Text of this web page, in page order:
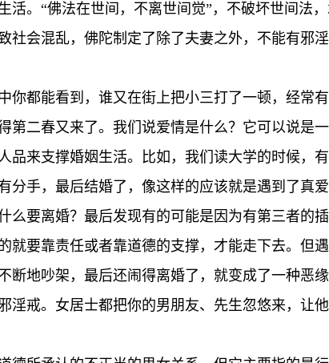
。“佛法在世间，不离世间觉”，不破坏世间法
社会混乱，佛陀制定了除了夫妻之外，不能有邪
你都能看到，谁又在街上把小三打了一顿，经常
第二春又来了。我们说爱情是什么？它可以说是
品来支撑婚姻生活。比如，我们读大学的时候，
手，最后结婚了，像这样的应该就是遇到了真爱
要离婚？最后发现有的可能是因为有第三者的插
就要靠责任或者靠道德的支撑，才能走下去。但
断地吵架，最后还闹得离婚了，就变成了一种恶
淫戒。女居士都把你的男朋友、先生忽悠来，让